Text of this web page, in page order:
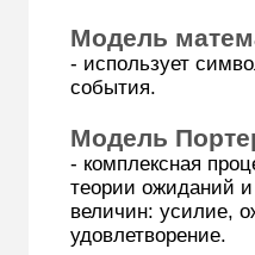
Модель
- использует
события.
Модель
- комплексная
теории ожиданий
величин: усилие,
удовлетворение.